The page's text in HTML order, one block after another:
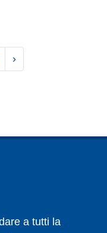
›
a tutti la